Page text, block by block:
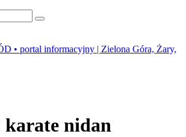
nidan